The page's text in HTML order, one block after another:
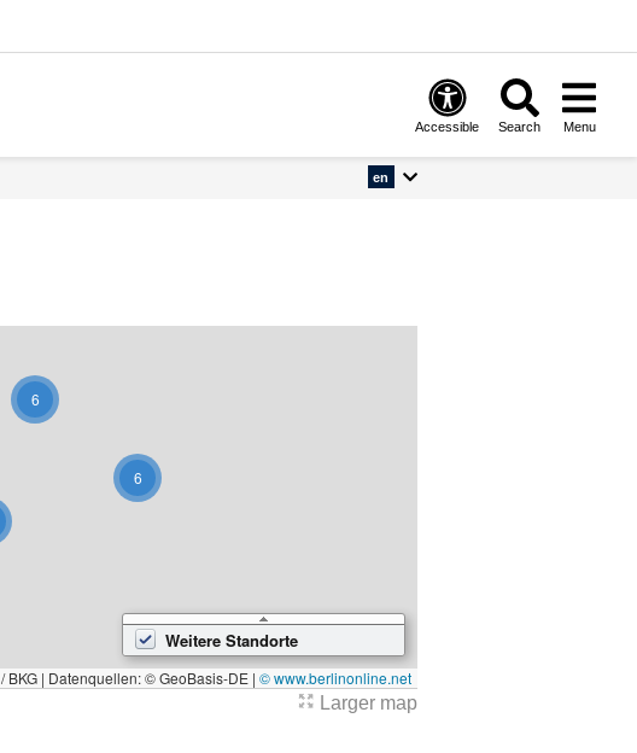
Accessible Search Menu
en
6
6
Weitere Standorte
/ BKG | Datenquellen: © GeoBasis-DE | © www.berlinonline.net
Larger map